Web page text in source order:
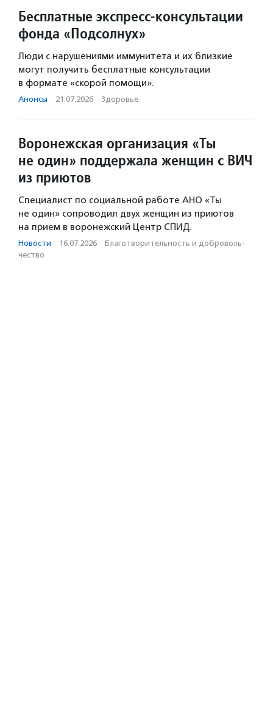
Бесплатные экспресс-консультации
фонда «Подсолнух»
Люди с нарушениями иммунитета и их близкие
могут получить бесплатные консультации
в формате «скорой помощи».
Анонсы · 21.07.2026 · Здоровье
Воронежская организация «Ты
не один» поддержала женщин с ВИЧ
из приютов
Специалист по социальной работе АНО «Ты
не один» сопроводил двух женщин из приютов
на прием в воронежский Центр СПИД.
Новости · 16.07.2026 · Благотвори­тель­ность и доброволь­
чест­во